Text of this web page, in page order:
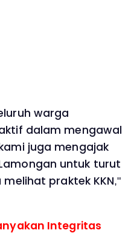
warga
dalam mengawal
juga mengajak
untuk turut
praktek KKN,"
Integritas